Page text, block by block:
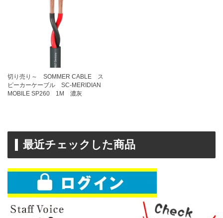
切り売り～ SOMMER CABLE ス
ピーカーケーブル SC-MERIDIAN
MOBILE SP260 1M 濃灰
最近チェックした商品